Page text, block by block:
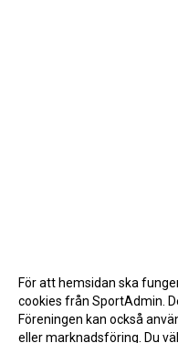
För att hemsidan ska
cookies från SportAdmin.
Föreningen kan också
eller marknadsföring. Du